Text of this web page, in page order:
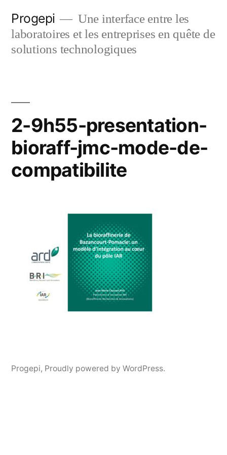
content
Progepi
Une interface entre les
laboratoires et les entreprises en quête de
solutions technologiques
2-9h55-presentation-
bioraff-jmc-mode-de-
compatibilite
Progepi, Proudly powered by WordPress.